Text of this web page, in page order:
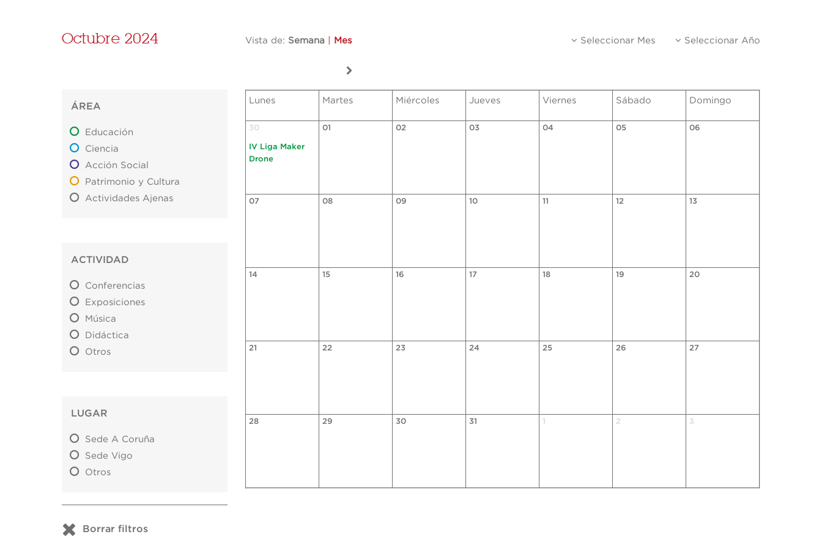
Octubre 2024 Vista de: Semana Mes Seleccionar Mes Seleccionar Año
ÁREA
Educación
Ciencia
Acción Social
Patrimonio y Cultura
Actividades Ajenas
ACTIVIDAD
Conferencias
Exposiciones
Música
Didáctica
Otros
LUGAR
Sede A Coruña
Sede Vigo
Otros
Borrar filtros
Lunes Martes Miércoles Jueves Viernes Sábado Domingo
30
IV Liga Maker
Drone
01 02 03 04 05 06
07 08 09 10 11 12 13
14 15 16 17 18 19 20
21 22 23 24 25 26 27
28 29 30 31 1 2 3